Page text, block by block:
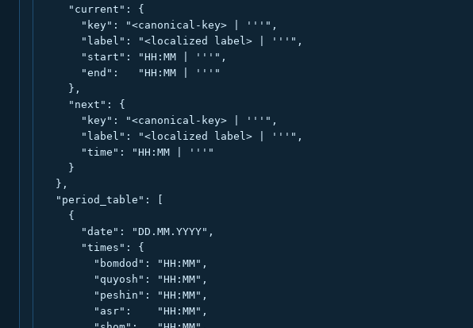
    "current": {
      "key": "<canonical-key> | '''",
      "label": "<localized label> | '''",
      "start": "HH:MM | '''",
      "end":   "HH:MM | '''"
    },
    "next": {
      "key": "<canonical-key> | '''",
      "label": "<localized label> | '''",
      "time": "HH:MM | '''"
    }
  },
  "period_table": [
    {
      "date": "DD.MM.YYYY",
      "times": {
        "bomdod": "HH:MM",
        "quyosh": "HH:MM",
        "peshin": "HH:MM",
        "asr":    "HH:MM",